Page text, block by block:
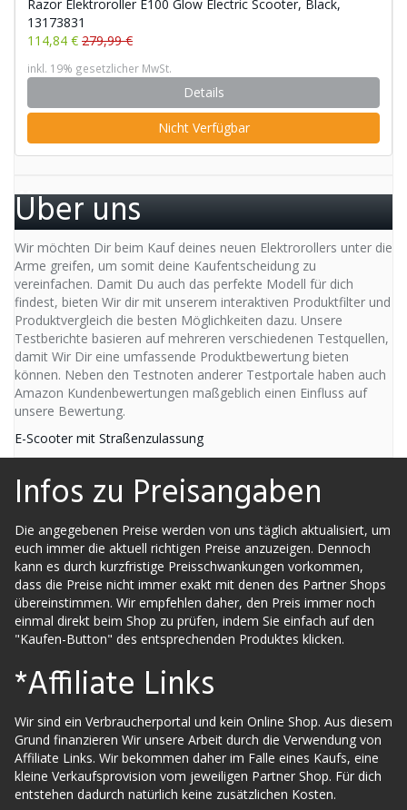
Razor Elektroroller E100 Glow Electric Scooter, Black,
13173831
114,84 € 279,99 €
inkl. 19% gesetzlicher MwSt.
Details
Nicht Verfügbar
Über uns
Wir möchten Dir beim Kauf deines neuen Elektrorollers unter die
Arme greifen, um somit deine Kaufentscheidung zu
vereinfachen. Damit Du auch das perfekte Modell für dich
findest, bieten Wir dir mit unserem interaktiven Produktfilter und
Produktvergleich die besten Möglichkeiten dazu. Unsere
Testberichte basieren auf mehreren verschiedenen Testquellen,
damit Wir Dir eine umfassende Produktbewertung bieten
können. Neben den Testnoten anderer Testportale haben auch
Amazon Kundenbewertungen maßgeblich einen Einfluss auf
unsere Bewertung.
E-Scooter mit Straßenzulassung
Infos zu Preisangaben
Die angegebenen Preise werden von uns täglich aktualisiert, um
euch immer die aktuell richtigen Preise anzuzeigen. Dennoch
kann es durch kurzfristige Preisschwankungen vorkommen,
dass die Preise nicht immer exakt mit denen des Partner Shops
übereinstimmen. Wir empfehlen daher, den Preis immer noch
einmal direkt beim Shop zu prüfen, indem Sie einfach auf den
"Kaufen-Button" des entsprechenden Produktes klicken.
*Affiliate Links
Wir sind ein Verbraucherportal und kein Online Shop. Aus diesem
Grund finanzieren Wir unsere Arbeit durch die Verwendung von
Affiliate Links. Wir bekommen daher im Falle eines Kaufs, eine
kleine Verkaufsprovision vom jeweiligen Partner Shop. Für dich
entstehen dadurch natürlich keine zusätzlichen Kosten.